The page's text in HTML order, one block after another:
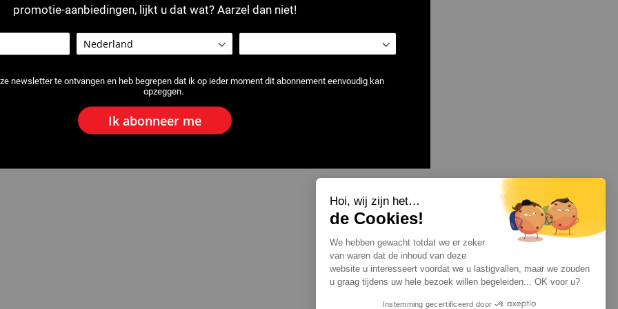
per pagina
promotie-aanbiedingen, lijkt u dat wat? Aarzel dan niet!
newsletter te ontvangen en heb begrepen dat ik op ieder moment dit abonnement eenvoudig kan
opzeggen.
Ik abonneer me
Hoi, wij zijn het…
de Cookies!
We hebben gewacht totdat we er zeker
van waren dat de inhoud van deze
website u interesseert voordat we u lastigvallen, maar we zouden
u graag tijdens uw hele bezoek willen begeleiden... OK voor u?
Instemming gecertificeerd door